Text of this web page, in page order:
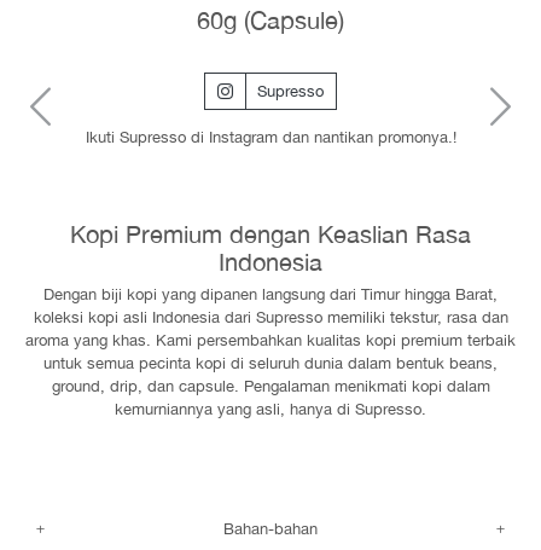
60g (Capsule)
Supresso
Ikuti Supresso di Instagram dan nantikan promonya.!
Kopi Premium dengan Keaslian Rasa
Indonesia
Dengan biji kopi yang dipanen langsung dari Timur hingga Barat,
koleksi kopi asli Indonesia dari Supresso memiliki tekstur, rasa dan
aroma yang khas. Kami persembahkan kualitas kopi premium terbaik
untuk semua pecinta kopi di seluruh dunia dalam bentuk beans,
ground, drip, dan capsule. Pengalaman menikmati kopi dalam
kemurniannya yang asli, hanya di Supresso.
Bahan-bahan
Previous